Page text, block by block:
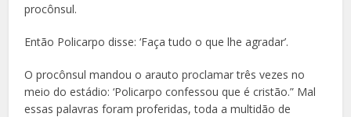
procônsul.
Então Policarpo disse: ‘Faça tudo o que lhe agradar’.
O procônsul mandou o arauto proclamar três vezes no
meio do estádio: ‘Policarpo confessou que é cristão.” Mal
essas palavras foram proferidas, toda a multidão de